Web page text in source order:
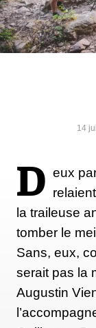
14
D eux
la traileuse
tomber le
Sans, eux,
serait pas la
Augustin